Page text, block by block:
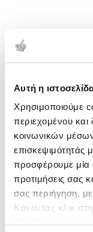
Αυτή η
Χρησιμοποιούμε
περιεχομένου
κοινωνικών
επισκεψιμότητάς
προσφέρουμε μία
προτιμήσεις σας
σας περιήγηση, με
Κάνοντας κλικ